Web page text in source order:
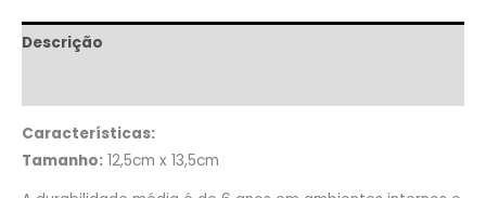
Descrição
Características:
Tamanho: 12,5cm x 13,5cm